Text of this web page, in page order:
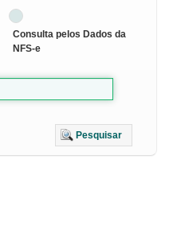
Consulta pelos Dados da
NFS-e
Pesquisar